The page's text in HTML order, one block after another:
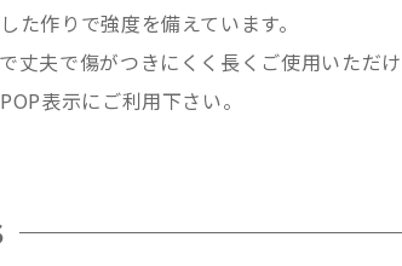
作りで強度を備えています。
夫で傷がつきにくく長くご使用いただけ
表示にご利用下さい。